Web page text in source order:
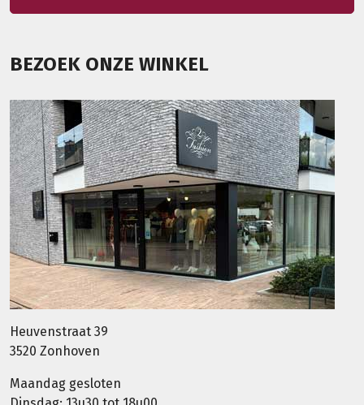
BEZOEK ONZE WINKEL
Heuvenstraat 39
3520 Zonhoven
Maandag gesloten